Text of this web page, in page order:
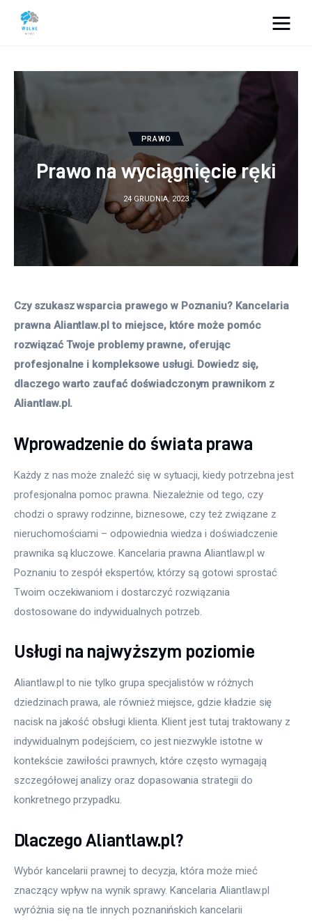
Dom i ogród
Uroda
Zdrowie
Więcej
PRAWO
Prawo na wyciągnięcie ręki
24 GRUDNIA, 2023
Czy szukasz wsparcia prawego w Poznaniu? Kancelaria
prawna Aliantlaw.pl to miejsce, które może pomóc
rozwiązać Twoje problemy prawne, oferując
profesjonalne i kompleksowe usługi. Dowiedz się,
dlaczego warto zaufać doświadczonym prawnikom z
Aliantlaw.pl.
Wprowadzenie do świata prawa
Każdy z nas może znaleźć się w sytuacji, kiedy potrzebna jest
profesjonalna pomoc prawna. Niezależnie od tego, czy
chodzi o sprawy rodzinne, biznesowe, czy też związane z
nieruchomościami – odpowiednia wiedza i doświadczenie
prawnika są kluczowe. Kancelaria prawna Aliantlaw.pl w
Poznaniu to zespół ekspertów, którzy są gotowi sprostać
Twoim oczekiwaniom i dostarczyć rozwiązania
dostosowane do indywidualnych potrzeb.
Usługi na najwyższym poziomie
Aliantlaw.pl to nie tylko grupa specjalistów w różnych
dziedzinach prawa, ale również miejsce, gdzie kładzie się
nacisk na jakość obsługi klienta. Klient jest tutaj traktowany z
indywidualnym podejściem, co jest niezwykle istotne w
kontekście zawiłości prawnych, które często wymagają
szczegółowej analizy oraz dopasowania strategii do
konkretnego przypadku.
Dlaczego Aliantlaw.pl?
Wybór kancelarii prawnej to decyzja, która może mieć
znaczący wpływ na wynik sprawy. Kancelaria Aliantlaw.pl
wyróżnia się na tle innych poznanińskich kancelarii